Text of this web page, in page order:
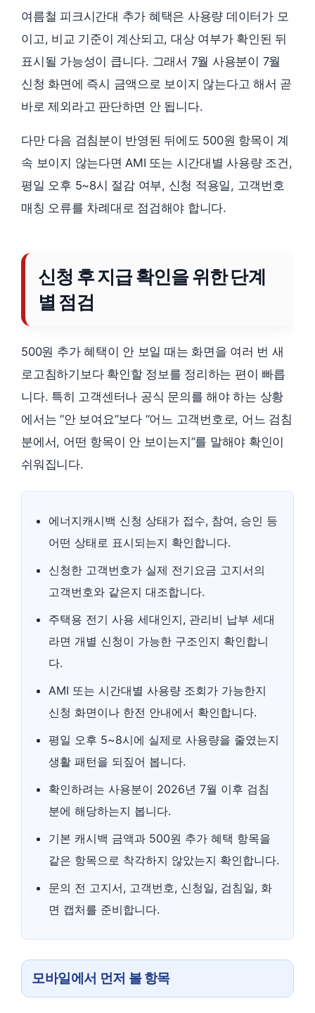
여름철 피크시간대 추가 혜택은 사용량 데이터가 모
이고, 비교 기준이 계산되고, 대상 여부가 확인된 뒤
표시될 가능성이 큽니다. 그래서 7월 사용분이 7월
신청 화면에 즉시 금액으로 보이지 않는다고 해서 곧
바로 제외라고 판단하면 안 됩니다.
다만 다음 검침분이 반영된 뒤에도 500원 항목이 계
속 보이지 않는다면 AMI 또는 시간대별 사용량 조건,
평일 오후 5~8시 절감 여부, 신청 적용일, 고객번호
매칭 오류를 차례대로 점검해야 합니다.
신청 후 지급 확인을 위한 단계
별 점검
500원 추가 혜택이 안 보일 때는 화면을 여러 번 새
로고침하기보다 확인할 정보를 정리하는 편이 빠릅
니다. 특히 고객센터나 공식 문의를 해야 하는 상황
에서는 “안 보여요”보다 “어느 고객번호로, 어느 검침
분에서, 어떤 항목이 안 보이는지”를 말해야 확인이
쉬워집니다.
에너지캐시백 신청 상태가 접수, 참여, 승인 등
어떤 상태로 표시되는지 확인합니다.
신청한 고객번호가 실제 전기요금 고지서의
고객번호와 같은지 대조합니다.
주택용 전기 사용 세대인지, 관리비 납부 세대
라면 개별 신청이 가능한 구조인지 확인합니
다.
AMI 또는 시간대별 사용량 조회가 가능한지
신청 화면이나 한전 안내에서 확인합니다.
평일 오후 5~8시에 실제로 사용량을 줄였는지
생활 패턴을 되짚어 봅니다.
확인하려는 사용분이 2026년 7월 이후 검침
분에 해당하는지 봅니다.
기본 캐시백 금액과 500원 추가 혜택 항목을
같은 항목으로 착각하지 않았는지 확인합니다.
문의 전 고지서, 고객번호, 신청일, 검침일, 화
면 캡처를 준비합니다.
모바일에서 먼저 볼 항목